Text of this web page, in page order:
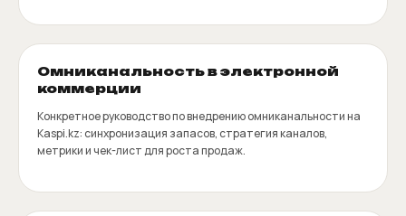
Омниканальность в электронной
коммерции
Конкретное руководство по внедрению омниканальности на
Kaspi.kz: синхронизация запасов, стратегия каналов,
метрики и чек-лист для роста продаж.